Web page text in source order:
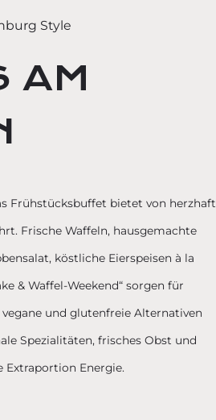
Style
AM
Frühstücksbuffet bietet von herzhaft
Frische Waffeln, hausgemachte
köstliche Eierspeisen à la
& Waffel-Weekend“ sorgen für
und glutenfreie Alternativen
Spezialitäten, frisches Obst und
Extraportion Energie.